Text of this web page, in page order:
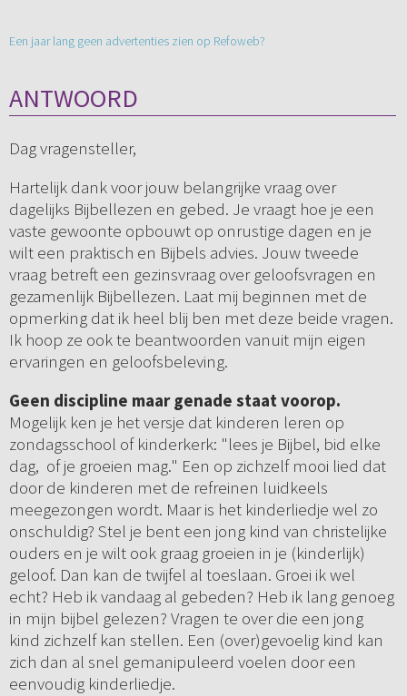
Een jaar lang geen advertenties zien op Refoweb?
ANTWOORD
Dag vragensteller,
Hartelijk dank voor jouw belangrijke vraag over
dagelijks Bijbellezen en gebed. Je vraagt hoe je een
vaste gewoonte opbouwt op onrustige dagen en je
wilt een praktisch en Bijbels advies. Jouw tweede
vraag betreft een gezinsvraag over geloofsvragen en
gezamenlijk Bijbellezen. Laat mij beginnen met de
opmerking dat ik heel blij ben met deze beide vragen.
Ik hoop ze ook te beantwoorden vanuit mijn eigen
ervaringen en geloofsbeleving.
Geen discipline maar genade staat voorop.
Mogelijk ken je het versje dat kinderen leren op
zondagsschool of kinderkerk: "lees je Bijbel, bid elke
dag, of je groeien mag." Een op zichzelf mooi lied dat
door de kinderen met de refreinen luidkeels
meegezongen wordt. Maar is het kinderliedje wel zo
onschuldig? Stel je bent een jong kind van christelijke
ouders en je wilt ook graag groeien in je (kinderlijk)
geloof. Dan kan de twijfel al toeslaan. Groei ik wel
echt? Heb ik vandaag al gebeden? Heb ik lang genoeg
in mijn bijbel gelezen? Vragen te over die een jong
kind zichzelf kan stellen. Een (over)gevoelig kind kan
zich dan al snel gemanipuleerd voelen door een
eenvoudig kinderliedje.